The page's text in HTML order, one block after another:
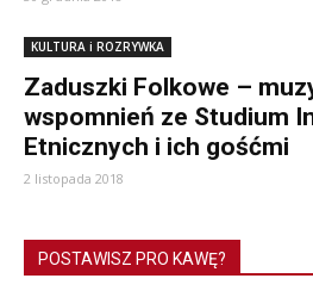
KULTURA i ROZRYWKA
Zaduszki Folkowe –
wspomnień ze Studium
Etnicznych i ich gośćmi
2 listopada 2018
POSTAWISZ PRO KAWĘ?